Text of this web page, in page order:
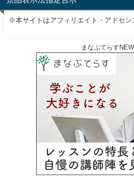
※本サイトはアフィリエイト・アドセン
まなぶてらす